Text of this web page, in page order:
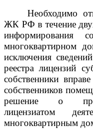
Необходимо
ЖК РФ в течение
информирования
многоквартирном
исключения
реестра лицензий
собственники
собственников
решение о
лицензиатом
многоквартирным